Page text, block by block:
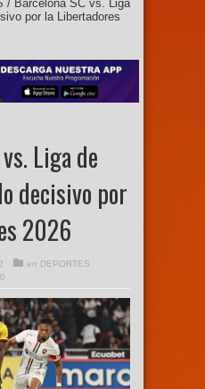
/ Barcelona SC vs. Liga
por la Libertadores
Liga de
decisivo por
2026
en DEPORTES
0